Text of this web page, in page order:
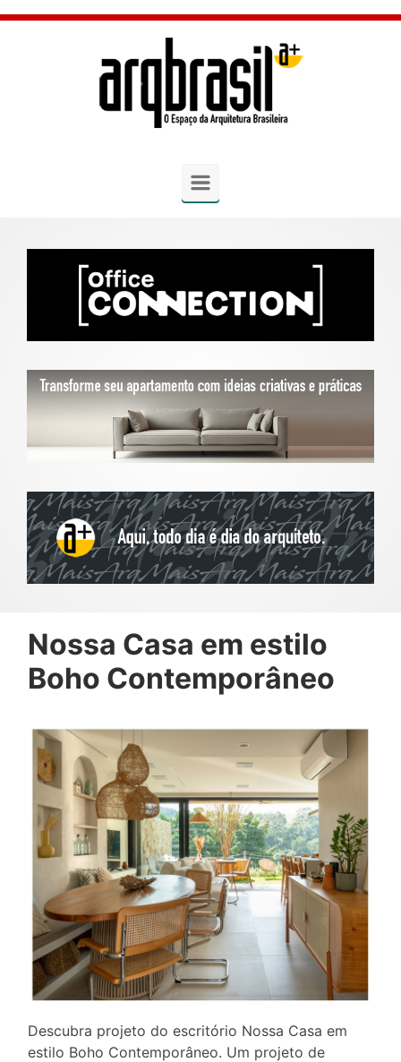
Skip to main content
Nossa Casa em estilo
Boho Contemporâneo
Descubra projeto do escritório Nossa Casa em
estilo Boho Contemporâneo. Um projeto de